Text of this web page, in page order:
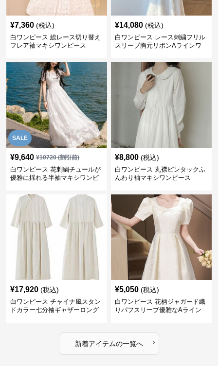
¥7,360 (税込)
白ワンピース 総レース切り替え
フレア袖マキシワンピース
¥14,080 (税込)
白ワンピース レース刺繍フリル
スリーブ胸元リボンAラインワ
SALE
¥9,640 ¥10720(割引前)
白ワンピース 花刺繍チュールが
優雅に揺れる半袖マキシワンピ
¥8,800 (税込)
白ワンピース 丸襟ピンタックふ
んわり袖マキシワンピース
¥17,920 (税込)
白ワンピース チャイナ風スタン
ドカラー七分袖ギャザーロング
¥5,050 (税込)
白ワンピース 花柄ジャガード織
りパフスリーブ優雅なAライン
新着アイテムの一覧へ ›